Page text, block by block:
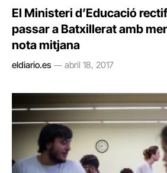
El Ministeri d’Educació
passar a Batxillerat amb
nota mitjana
eldiario.es abril 18, 2017